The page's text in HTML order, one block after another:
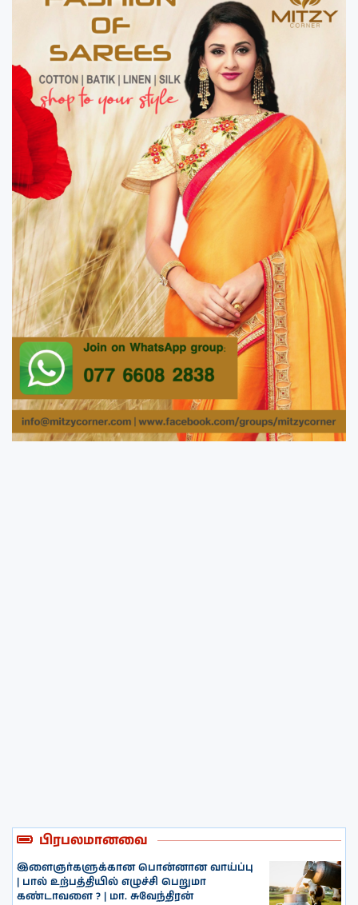
பிரபலமானவை
இளைஞர்களுக்கான பொன்னான வாய்ப்பு
| பால் உற்பத்தியில் எழுச்சி பெறுமா
கண்டாவளை ? | மா. சுவேந்திரன்